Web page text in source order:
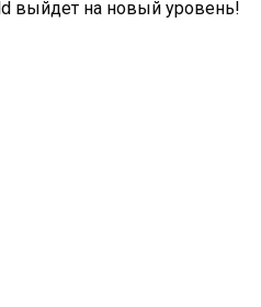
выйдет на новый уровень!